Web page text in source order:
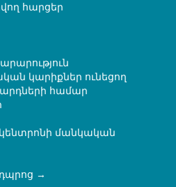
հարցեր
կարիքներ ունեցող
համար
մանկական